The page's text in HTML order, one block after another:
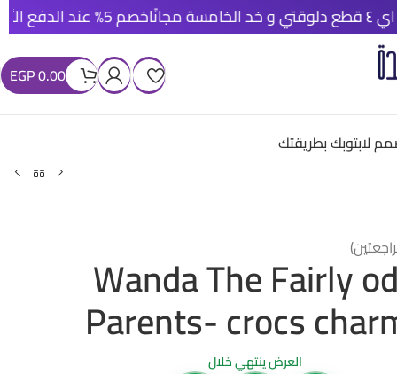
شحن خصم 5% عند الدفع الأونلاين
EGP0.00
لابتوبك بطريقتك
Wanda The Fairly
Parents- crocs
العرض ينتهي خلال